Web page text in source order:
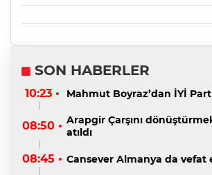
SON HABERLER
10:23 • Mahmut Boyraz’dan İYİ
08:50 • Arapgir Çarşını
atıldı
08:45 • Cansever Almanya da vefat